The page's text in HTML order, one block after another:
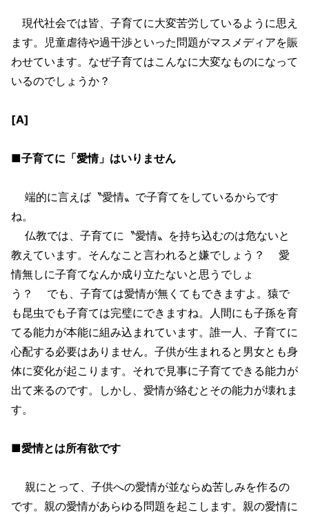
現代社会では皆、子育てに大変苦労しているように思え
ます。児童虐待や過干渉といった問題がマスメディアを賑
わせています。なぜ子育てはこんなに大変なものになって
いるのでしょうか？
[A]
■子育てに「愛情」はいりません
端的に言えば〝愛情〟で子育てをしているからです
ね。
仏教では、子育てに〝愛情〟を持ち込むのは危ないと
教えています。そんなこと言われると嫌でしょう？ 愛
情無しに子育てなんか成り立たないと思うでしょ
う？ でも、子育ては愛情が無くてもできますよ。猿で
も昆虫でも子育ては完璧にできますね。人間にも子孫を育
てる能力が本能に組み込まれています。誰一人、子育てに
心配する必要はありません。子供が生まれると男女とも身
体に変化が起こります。それで見事に子育てできる能力が
出て来るのです。しかし、愛情が絡むとその能力が壊れま
す。
■愛情とは所有欲です
親にとって、子供への愛情が並ならぬ苦しみを作るの
です。親の愛情があらゆる問題を起こします。親の愛情に